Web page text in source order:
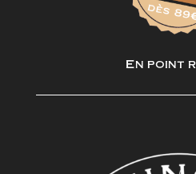
En point